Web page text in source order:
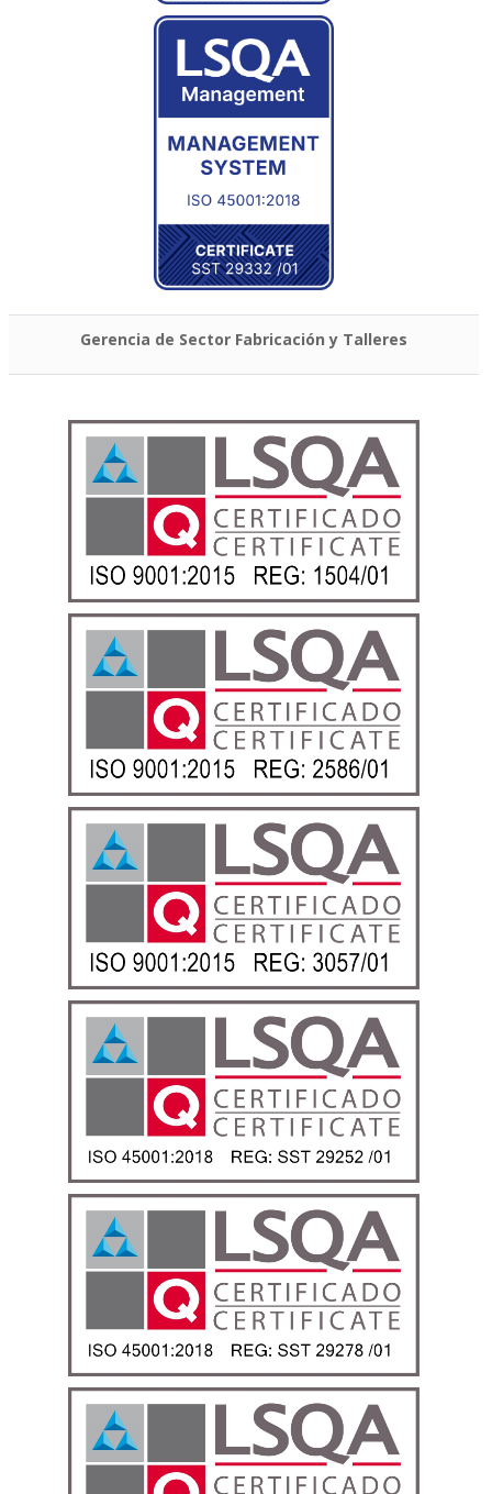
Gerencia de Sector Fabricación y Talleres